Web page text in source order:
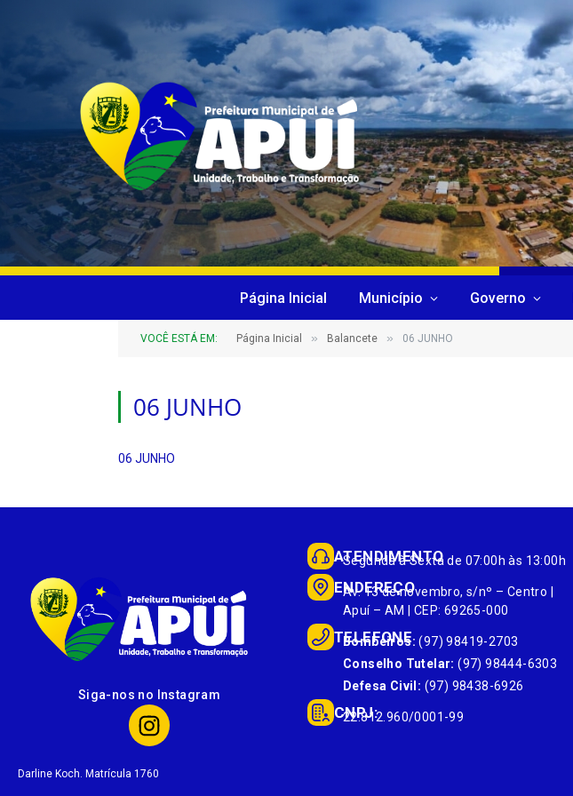
Página Inicial Município Governo
VOCÊ ESTÁ EM: Página Inicial » Balancete » 06 JUNHO
06 JUNHO
06 JUNHO
Siga-nos no Instagram
Darline Koch. Matrícula 1760
ATENDIMENTO
Segunda à Sexta de 07:00h às 13:00h
ENDEREÇO
Av. 13 de novembro, s/nº – Centro |
Apuí – AM | CEP: 69265-000
TELEFONE
Bombeiros: (97) 98419-2703
Conselho Tutelar: (97) 98444-6303
Defesa Civil: (97) 98438-6926
CNPJ:
22.812.960/0001-99